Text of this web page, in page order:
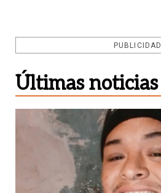
PUBLICIDAD
Últimas noticias